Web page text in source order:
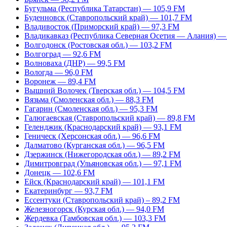
Бугульма (Республика Татарстан) — 105,9 FM
Буденновск (Ставропольский край) — 101,7 FM
Владивосток (Приморский край) — 97,3 FM
Владикавказ (Республика Северная Осетия — Алания)
Волгодонск (Ростовская обл.) — 103,2 FM
Волгоград — 92,6 FM
Волноваха (ДНР) — 99,5 FM
Вологда — 96,0 FM
Воронеж — 89,4 FM
Вышний Волочек (Тверская обл.) — 104,5 FM
Вязьма (Смоленская обл.) — 88,3 FM
Гагарин (Смоленская обл.) — 95,3 FM
Галюгаевская (Ставропольский край) — 89,8 FM
Геленджик (Краснодарский край) — 93,1 FM
Геническ (Херсонская обл.) — 96,6 FM
Далматово (Курганская обл.) — 96,5 FM
Дзержинск (Нижегородская обл.) — 89,2 FM
Димитровград (Ульяновская обл.) — 97,1 FM
Донецк — 102,6 FM
Ейск (Краснодарский край) — 101,1 FM
Екатеринбург — 93,7 FM
Ессентуки (Ставропольский край) – 89,2 FM
Железногорск (Курская обл.) — 94,0 FM
Жердевка (Тамбовская обл.) — 103,3 FM